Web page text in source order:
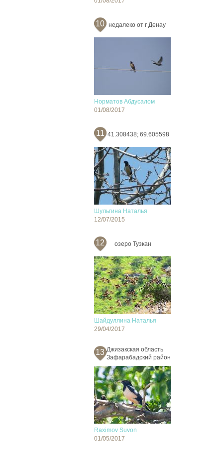
10 недалеко от г Денау
Норматов Абдусалом
01/08/2017
11 41.308438; 69.605598
Шульгина Наталья
12/07/2015
12 озеро Тузкан
Шайдуллина Наталья
29/04/2017
13 Джизакская область
Зафарабадский район
Raximov Suvon
01/05/2017